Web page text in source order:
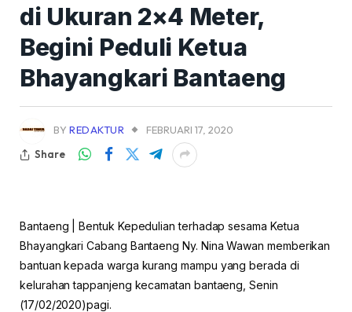
di Ukuran 2×4 Meter,
Begini Peduli Ketua
Bhayangkari Bantaeng
BY REDAKTUR
FEBRUARI 17, 2020
Share
Bantaeng | Bentuk Kepedulian terhadap sesama Ketua
Bhayangkari Cabang Bantaeng Ny. Nina Wawan memberikan
bantuan kepada warga kurang mampu yang berada di
kelurahan tappanjeng kecamatan bantaeng, Senin
(17/02/2020)pagi.